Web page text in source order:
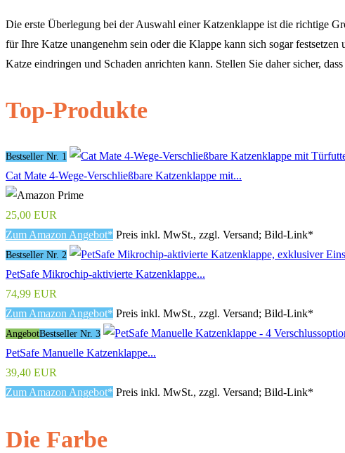
Die erste Überlegung bei der Auswahl einer Katzenklappe ist die richtige
für Ihre Katze unangenehm sein oder die Klappe kann sich sogar
Katze eindringen und Schaden anrichten kann. Stellen Sie daher sicher,
Top-Produkte
Bestseller Nr. 1
Cat Mate 4-Wege-Verschließbare Katzenklappe mit...
25,00 EUR
Zum Amazon Angebot* Preis inkl. MwSt., zzgl. Versand; Bild-Link*
Bestseller Nr. 2
PetSafe Mikrochip-aktivierte Katzenklappe...
74,99 EUR
Zum Amazon Angebot* Preis inkl. MwSt., zzgl. Versand; Bild-Link*
AngebotBestseller Nr. 3
PetSafe Manuelle Katzenklappe...
39,40 EUR
Zum Amazon Angebot* Preis inkl. MwSt., zzgl. Versand; Bild-Link*
Die Farbe